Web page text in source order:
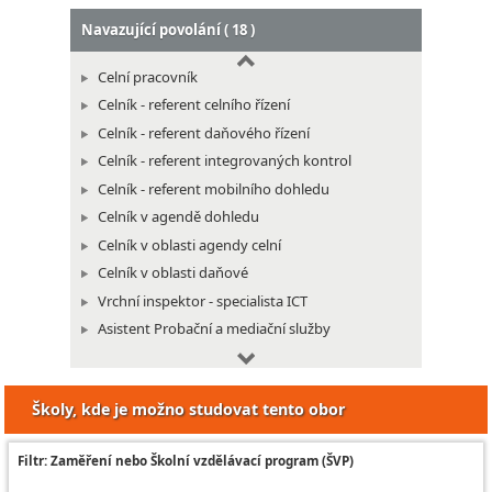
Navazující povolání ( 18 )
Celní pracovník
Celník - referent celního řízení
Celník - referent daňového řízení
Celník - referent integrovaných kontrol
Celník - referent mobilního dohledu
Celník v agendě dohledu
Celník v oblasti agendy celní
Celník v oblasti daňové
Vrchní inspektor - specialista ICT
Asistent Probační a mediační služby
Pracovník infocentra soudu
Pracovník vyšší soudní podatelny
Protokolující úředník
Školy, kde je možno studovat tento obor
Filtr: Zaměření nebo Školní vzdělávací program (ŠVP)